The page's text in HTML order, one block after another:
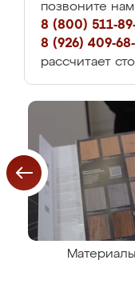
позвоните
8 (800) 511-
8 (926) 409-
рассчитает